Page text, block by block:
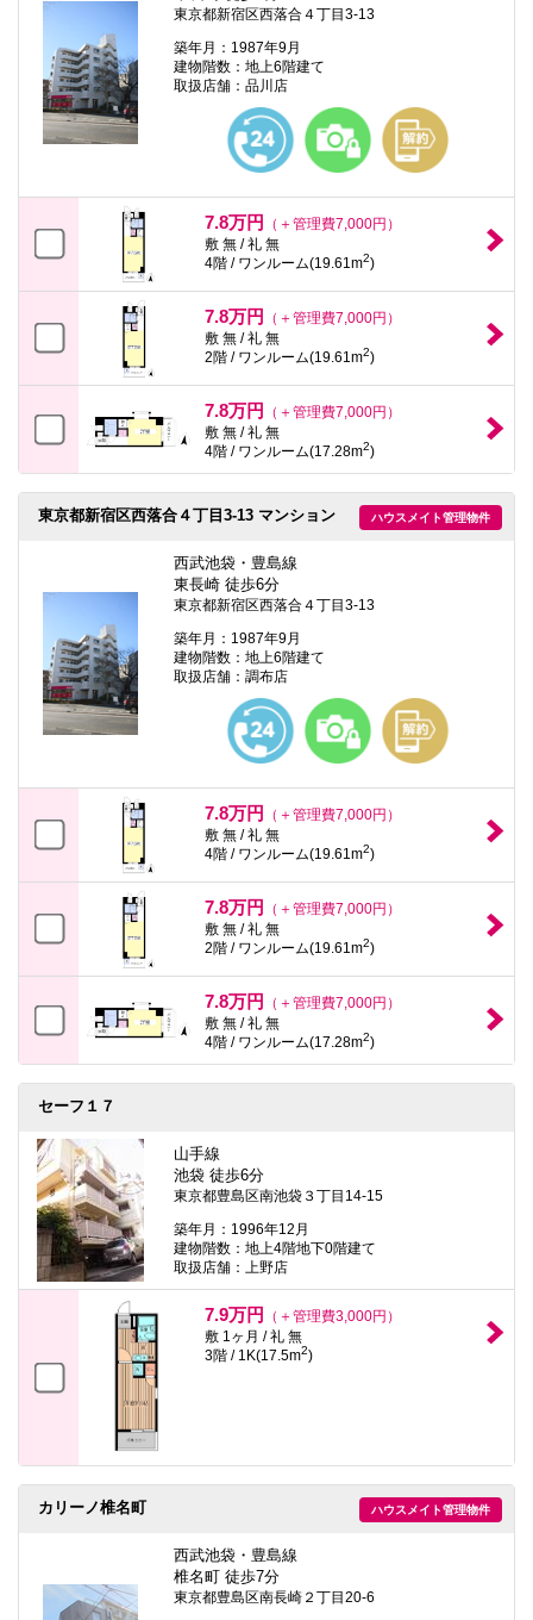
東京都新宿区西落合４丁目3-13
築年月：1987年9月
建物階数：地上6階建て
取扱店舗：品川店
7.8万円
（＋管理費7,000円）
敷 無 / 礼 無
4階 / ワンルーム(19.61m2)
7.8万円
（＋管理費7,000円）
敷 無 / 礼 無
2階 / ワンルーム(19.61m2)
7.8万円
（＋管理費7,000円）
敷 無 / 礼 無
4階 / ワンルーム(17.28m2)
ハウスメイト管理物件
東京都新宿区西落合４丁目3-13 マンション
西武池袋・豊島線
東長崎 徒歩6分
東京都新宿区西落合４丁目3-13
築年月：1987年9月
建物階数：地上6階建て
取扱店舗：調布店
7.8万円
（＋管理費7,000円）
敷 無 / 礼 無
4階 / ワンルーム(19.61m2)
7.8万円
（＋管理費7,000円）
敷 無 / 礼 無
2階 / ワンルーム(19.61m2)
7.8万円
（＋管理費7,000円）
敷 無 / 礼 無
4階 / ワンルーム(17.28m2)
セーフ１７
山手線
池袋 徒歩6分
東京都豊島区南池袋３丁目14-15
築年月：1996年12月
建物階数：地上4階地下0階建て
取扱店舗：上野店
7.9万円
（＋管理費3,000円）
敷 1ヶ月 / 礼 無
3階 / 1K(17.5m2)
ハウスメイト管理物件
カリーノ椎名町
西武池袋・豊島線
椎名町 徒歩7分
東京都豊島区南長崎２丁目20-6